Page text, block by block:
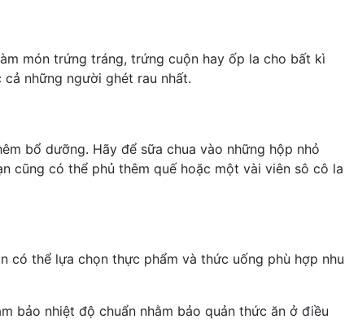
món trứng tráng, trứng cuộn hay ốp la cho bất kì
những người ghét rau nhất.
bổ dưỡng. Hãy để sữa chua vào những hộp nhỏ
cũng có thể phủ thêm quế hoặc một vài viên sô cô la
có thể lựa chọn thực phẩm và thức uống phù hợp nhu
bảo nhiệt độ chuẩn nhằm bảo quản thức ăn ở điều